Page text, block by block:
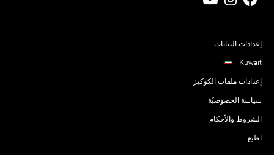
إعدادات البيانات
Kuwait
إعدادات ملفات الكوكيز
سياسة الخصوصيّة
الشروط والأحكام
اطبع